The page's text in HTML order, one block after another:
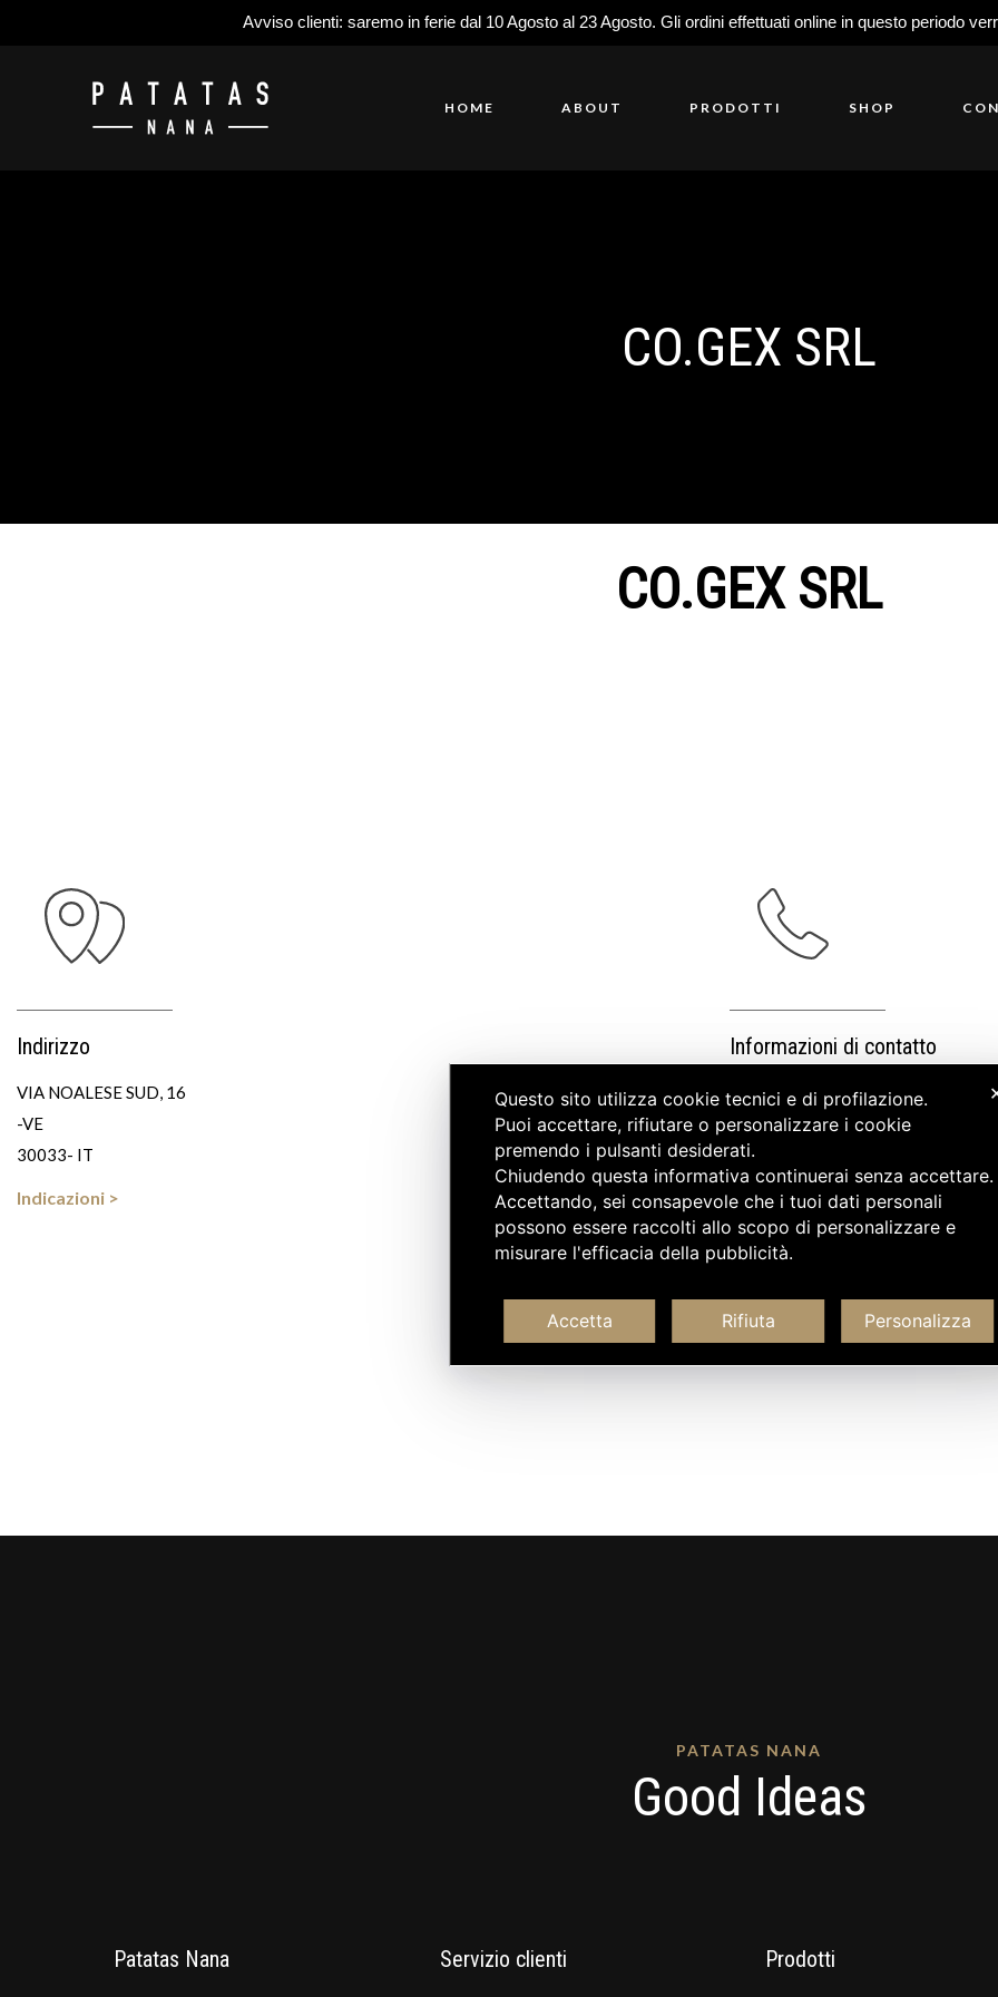
Avviso clienti: saremo in ferie dal 10 Agosto al 23 Agosto. Gli ordini effettuati online in questo periodo
HOME ABOUT PRODOTTI SHOP
CO.GEX SRL
CO.GEX SRL
Indirizzo
VIA NOALESE SUD, 16
-VE
30033- IT
Indicazioni >
Informazioni di contatto
Questo sito utilizza cookie tecnici e di profilazione.
Puoi accettare, rifiutare o personalizzare i cookie
premendo i pulsanti desiderati.
Chiudendo questa informativa continuerai senza
Accettando, sei consapevole che i tuoi dati personali
possono essere raccolti allo scopo di personalizzare e
misurare l'efficacia della pubblicità.
Accetta Rifiuta Personalizza
PATATAS NANA
Good Ideas
Patatas Nana Servizio clienti Prodotti